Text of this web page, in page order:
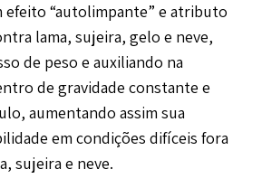
efeito “autolimpante” e atributo
lama, sujeira, gelo e neve,
de peso e auxiliando na
de gravidade constante e
aumentando assim sua
em condições difíceis fora
sujeira e neve.